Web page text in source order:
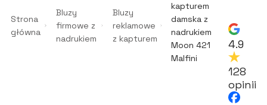
Strona
główna
Bluzy
firmowe z
nadrukiem
Bluzy
reklamowe
z kapturem
kapturem
damska z
nadrukiem
Moon 421
Malfini
4.9
128
opinii